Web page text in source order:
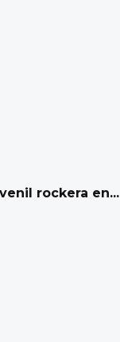
rockera en...